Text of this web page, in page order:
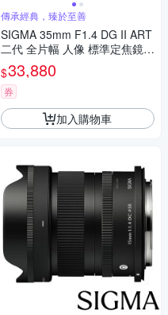
傳承經典，臻於至善
SIGMA 35mm F1.4 DG II ART
二代 全片幅 人像 標準定焦鏡頭
(公司貨)
$33,880
券
加入購物車